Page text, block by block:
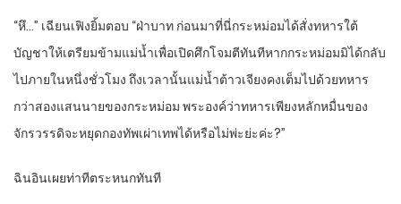
“หึ…” เฉียนเฟิงยิ้มตอบ “ฝ่าบาท ก่อนมาที่นี่กระหม่อมได้สั่งทหารใต้
บัญชาให้เตรียมข้ามแม่น้ำเพื่อเปิดศึกโจมตีทันทีหากกระหม่อมมิได้กลับ
ไปภายในหนึ่งชั่วโมง ถึงเวลานั้นแม่น้ำต้าวเจียงคงเต็มไปด้วยทหาร
กว่าสองแสนนายของกระหม่อม พระองค์ว่าทหารเพียงหลักหมื่นของ
จักรวรรดิจะหยุดกองทัพเผ่าเทพได้หรือไม่พ่ะย่ะค่ะ?”
ฉินอินเผยท่าทีตระหนกทันที